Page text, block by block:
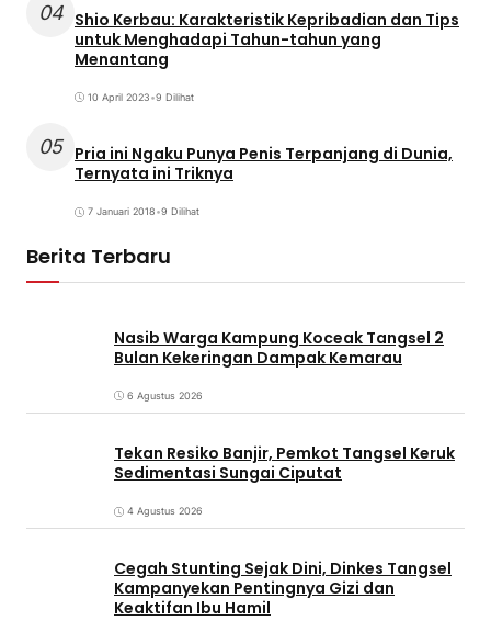
04 Shio Kerbau: Karakteristik Kepribadian dan Tips
untuk Menghadapi Tahun-tahun yang
Menantang
10 April 2023•9 Dilihat
05 Pria ini Ngaku Punya Penis Terpanjang di Dunia,
Ternyata ini Triknya
7 Januari 2018•9 Dilihat
Berita Terbaru
Nasib Warga Kampung Koceak Tangsel 2
Bulan Kekeringan Dampak Kemarau
6 Agustus 2026
Tekan Resiko Banjir, Pemkot Tangsel Keruk
Sedimentasi Sungai Ciputat
4 Agustus 2026
Cegah Stunting Sejak Dini, Dinkes Tangsel
Kampanyekan Pentingnya Gizi dan
Keaktifan Ibu Hamil